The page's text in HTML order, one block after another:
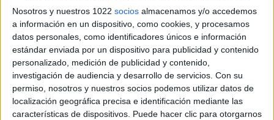
Nosotros y nuestros 1022 socios almacenamos y/o accedemos
a información en un dispositivo, como cookies, y procesamos
datos personales, como identificadores únicos e información
estándar enviada por un dispositivo para publicidad y contenido
personalizado, medición de publicidad y contenido,
investigación de audiencia y desarrollo de servicios. Con su
permiso, nosotros y nuestros socios podemos utilizar datos de
localización geográfica precisa e identificación mediante las
características de dispositivos. Puede hacer clic para otorgarnos